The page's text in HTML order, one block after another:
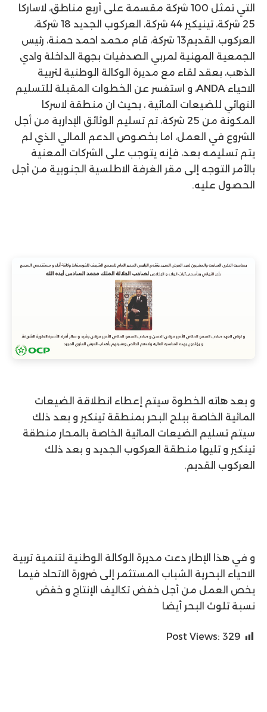
التي تمثل 100 شركة مقسمة على أربع مناطق، لاساركا
25 شركة، تينيكير 44 شركة، العركوب الجديد 18 شركة،
العركوب القديم13 شركة، قام محمد احمد حمنة، رئيس
الجمعية المهنية لمربي الصدفيات بجهة الداخلة وادي
الذهب، بعقد لقاء مع مديرة الوكالة الوطنية لتربية
الاحياء ANDA، و استفسر عن الخطوات المقبلة للتسليم
النهائي للضيعات المائية ، بحيث ان منطقة لاسركا
المكونة من 25 شركة، تم تسليم الوثائق الإدارية من أجل
الشروع في العمل، اما بخصوص الدعم المالي الذي لم
يتم تسليمه بعد، فإنه يتوجب على الشركات المعنية
بالأمر التوجه إلى مقر الغرفة الاطلسية الجنوبية من أجل
الحصول عليه.
و بعد هاته الخطوة سيتم إعطاء انطلاقة الضيعات
المائية الخاصة ببلح البحر بمنطقة تينكير و بعد ذلك
سيتم تسليم الضيعات المائية الخاصة بالمحار منطقة
تينكير و تليها منطقة العركوب الجديد و بعد ذلك
العركوب القديم.
و في هذا الإطار دعت مديرة الوكالة الوطنية لتنمية تربية
الاحياء البحرية الشباب المستثمر إلى ضرورة الاتحاد فيما
يخص العمل من أجل خفض تكاليف الإنتاج و خفض
نسبة تلوث البحر أيضا
Post Views: 329